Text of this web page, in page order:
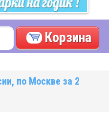
Корзина
по Москве за 2